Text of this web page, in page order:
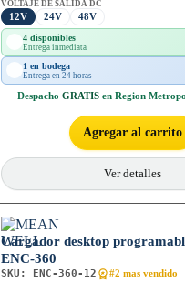
VOLTAJE DE SALIDA DC
12V 24V 48V
4 disponibles
Entrega inmediata
1 en bodega
Entrega en 24 horas
Despacho GRATIS en Region
Agregar al carrito
Ver detalles
Cargador desktop
ENC-360
SKU: ENC-360-12 #2 mas vendido